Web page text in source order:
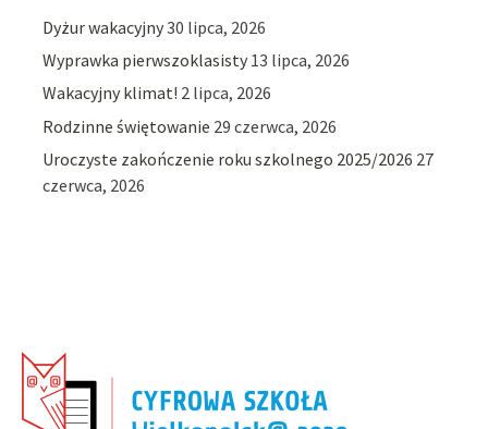
Dyżur wakacyjny30 lipca, 2026
Wyprawka pierwszoklasisty 13 lipca, 2026
Wakacyjny klimat! 2 lipca, 2026
Rodzinne świętowanie 29 czerwca, 2026
Uroczyste zakończenie roku szkolnego 2025/2026 27
czerwca, 2026